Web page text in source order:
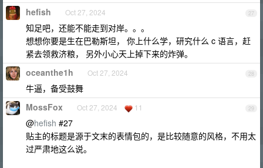
27
hefish Oct 27, 2024
知足吧，还能不能走到对岸。。。
想想你要是生在巴勒斯坦， 你上什么学，研究什么 c 语言，赶
紧去领救济粮， 另外小心天上掉下来的炸弹。
28
oceanthe1h Oct 27, 2024
牛逼，备受鼓舞
29
MossFox Oct 27, 2024 11
@hefish #27
贴主的标题是源于文末的表情包的，是比较随意的风格，不用太
过严肃地这么说。